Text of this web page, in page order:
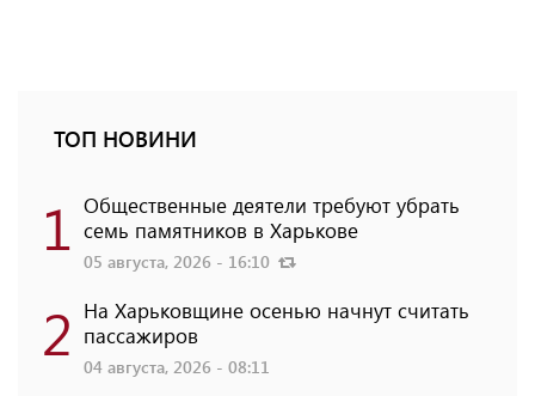
ТОП НОВИНИ
1 Общественные деятели требуют убрать
семь памятников в Харькове
05 августа, 2026 - 16:10
2 На Харьковщине осенью начнут считать
пассажиров
04 августа, 2026 - 08:11